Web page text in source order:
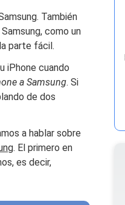
También
como un
parte fácil.
iPhone cuando
a Samsung. Si
de dos
a hablar sobre
. El primero en
es decir,